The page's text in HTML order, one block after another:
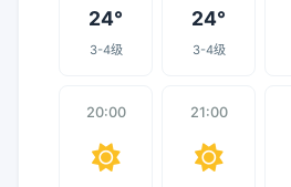
24°
3-4级
24°
3-4级
20:00 21:00